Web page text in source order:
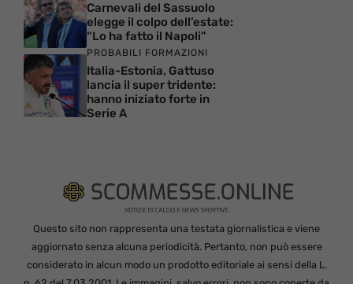
Carnevali del Sassuolo
elegge il colpo dell’estate:
“Lo ha fatto il Napoli”
PROBABILI FORMAZIONI
Italia-Estonia, Gattuso
lancia il super tridente:
hanno iniziato forte in
Serie A
Questo sito non rappresenta una testata giornalistica e viene
aggiornato senza alcuna periodicità. Pertanto, non può essere
considerato in alcun modo un prodotto editoriale ai sensi della L.